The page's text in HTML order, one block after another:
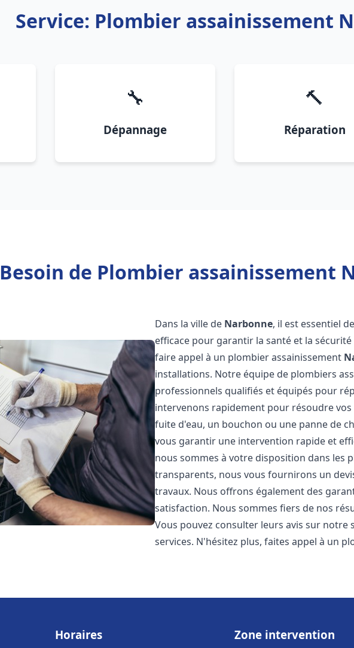
Service: Plombier assainissement
🔧
Dépannage
🔨
Réparation
Besoin de Plombier assainissement
Dans la ville de Narbonne, il est essentiel
efficace pour garantir la santé et la
faire appel à un plombier assainissement
installations. Notre équipe de plombiers
professionnels qualifiés et équipés pour
intervenons rapidement pour résoudre
fuite d'eau, un bouchon ou une panne de
vous garantir une intervention rapide et
nous sommes à votre disposition dans les
transparents, nous vous fournirons un
travaux. Nous offrons également des
satisfaction. Nous sommes fiers de nos
Vous pouvez consulter leurs avis sur
services. N'hésitez plus, faites appel à un
Horaires Zone intervention